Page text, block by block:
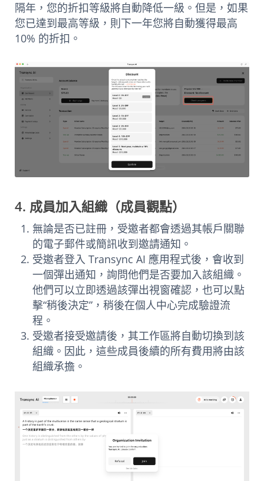
隔年，您的折扣等級將自動降低一級。但是，如果
您已達到最高等級，則下一年您將自動獲得最高
10% 的折扣。
4. 成員加入組織（成員觀點）
無論是否已註冊，受邀者都會透過其帳戶關聯
的電子郵件或簡訊收到邀請通知。
受邀者登入 Transync AI 應用程式後，會收到
一個彈出通知，詢問他們是否要加入該組織。
他們可以立即透過該彈出視窗確認，也可以點
擊“稍後決定”，稍後在個人中心完成驗證流
程。
受邀者接受邀請後，其工作區將自動切換到該
組織。因此，這些成員後續的所有費用將由該
組織承擔。